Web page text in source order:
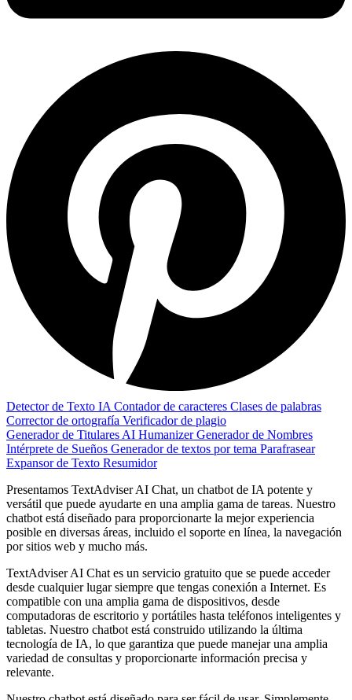
Detector de Texto IA Contador de caracteres Clases de palabras
Corrector de ortografía Verificador de plagio
Generador de Titulares AI HumanizerGenerador de Nombres
Intérprete de Sueños Generador de textos por tema Parafrasear
Expansor de Texto Resumidor
Presentamos TextAdviser AI Chat, un chatbot de IA potente y
versátil que puede ayudarte en una amplia gama de tareas. Nuestro
chatbot está diseñado para proporcionarte la mejor experiencia
posible en diversas áreas, incluido el soporte en línea, la navegación
por sitios web y mucho más.
TextAdviser AI Chat es un servicio gratuito que se puede acceder
desde cualquier lugar siempre que tengas conexión a Internet. Es
compatible con una amplia gama de dispositivos, desde
computadoras de escritorio y portátiles hasta teléfonos inteligentes y
tabletas. Nuestro chatbot está construido utilizando la última
tecnología de IA, lo que garantiza que puede manejar una amplia
variedad de consultas y proporcionarte información precisa y
relevante.